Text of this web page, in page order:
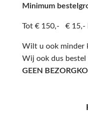
Minimum
Tot € 150,- € 15,-
Wilt u ook minder
Wij ook dus
GEEN